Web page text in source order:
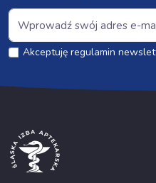
Akceptuję regulamin